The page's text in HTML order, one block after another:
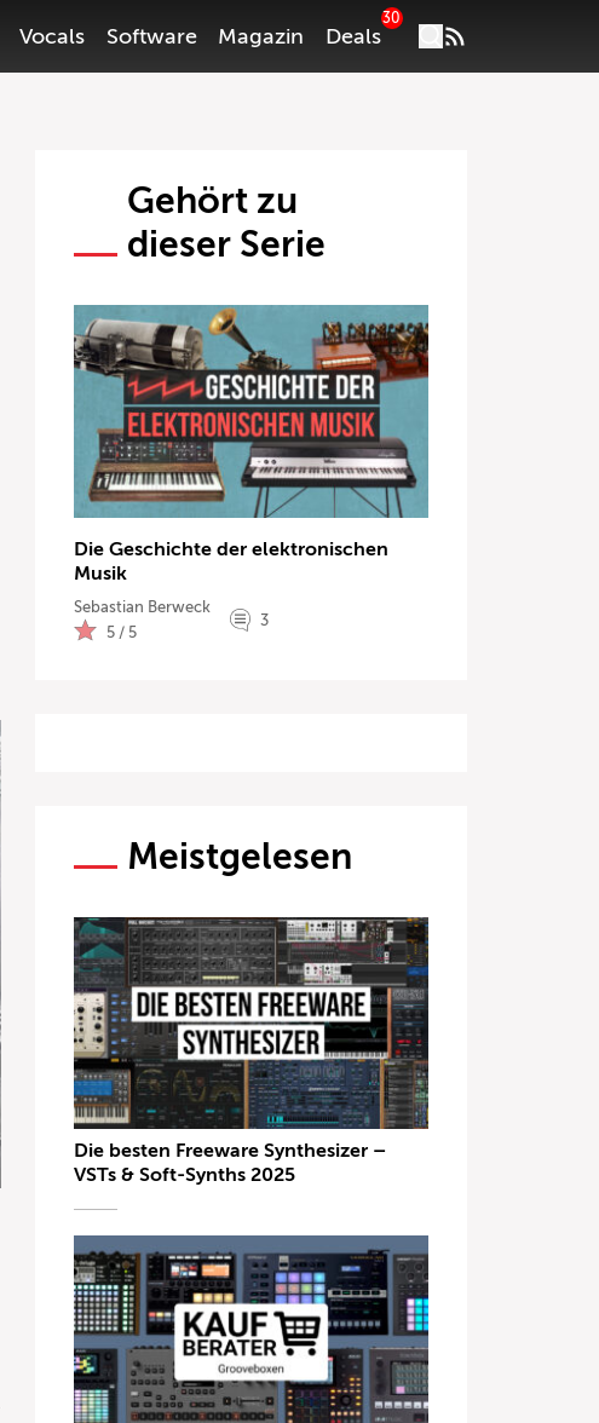
Vocals Software Magazin Deals
30
Gehört zu
dieser Serie
Die Geschichte der elektronischen
Musik
Sebastian Berweck
5 / 5
3
Meistgelesen
Die besten Freeware Synthesizer –
VSTs & Soft-Synths 2025